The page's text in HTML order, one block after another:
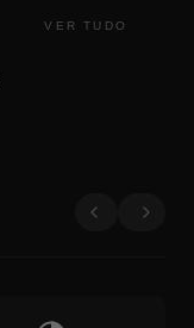
VER TUDO